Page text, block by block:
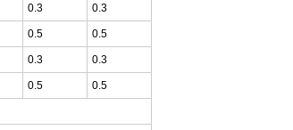
0.3 0.3
0.5 0.5
0.3 0.3
0.5 0.5